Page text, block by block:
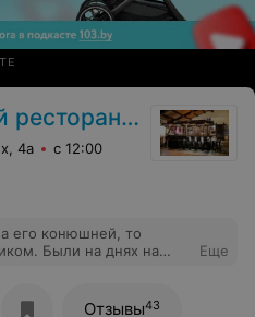
4а с 12:00
его конюшней, то
Были на днях на
где крылья были просто
подгоревшие все. На
Еще
Отзывы43